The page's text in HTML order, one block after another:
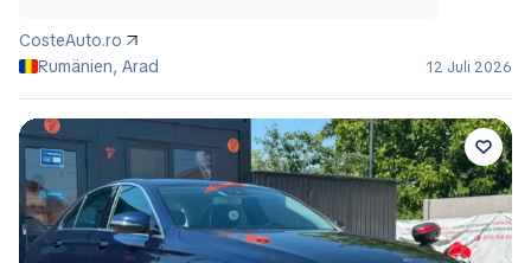
CosteAuto.ro
Rumänien, Arad
12 Juli 2026